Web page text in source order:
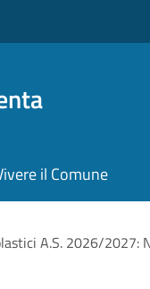
il Comune
A.S. 2026/2027: